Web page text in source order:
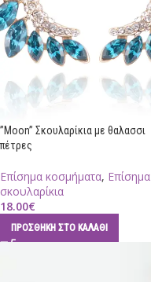
”Moon” Σκουλαρίκια με θαλασσι
πέτρες
Επίσημα κοσμήματα, Επίσημα
σκουλαρίκια
18.00€
ΠΡΟΣΘΉΚΗ ΣΤΟ ΚΑΛΆΘΙ